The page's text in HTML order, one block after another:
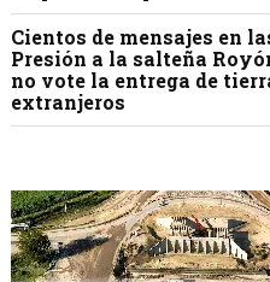
Cientos de mensajes en
Presión a la salteña
no vote la entrega de
extranjeros